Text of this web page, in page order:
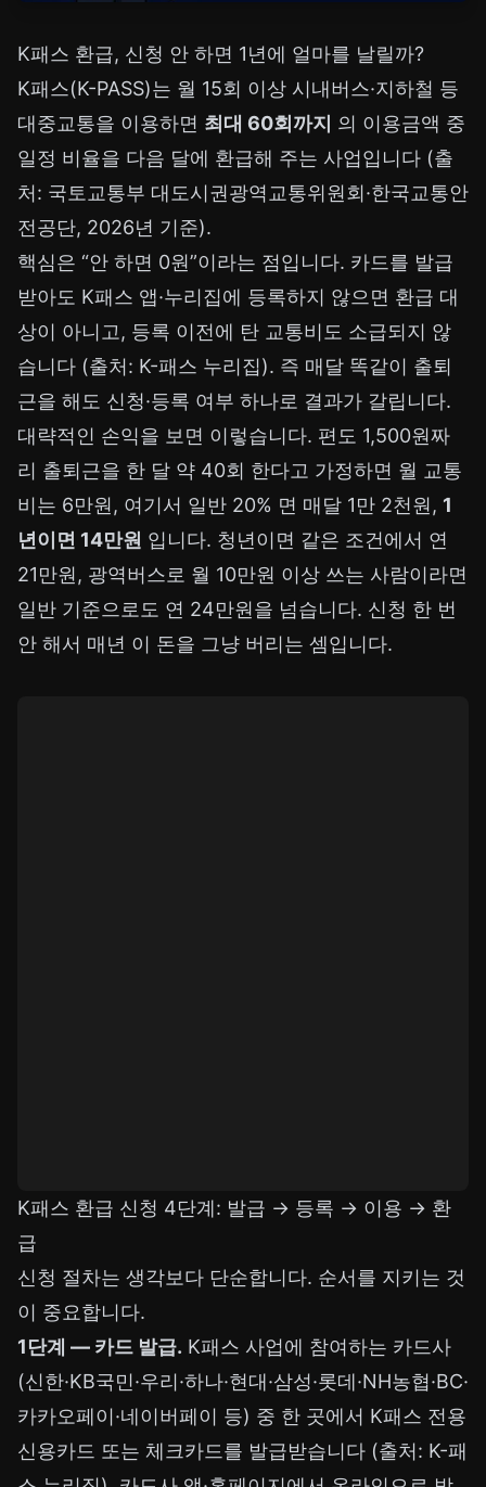
K패스 환급, 신청 안 하면 1년에 얼마를 날릴까?
K패스(K-PASS)는 월 15회 이상 시내버스·지하철 등
대중교통을 이용하면 최대 60회까지 의 이용금액 중
일정 비율을 다음 달에 환급해 주는 사업입니다 (출
처: 국토교통부 대도시권광역교통위원회·한국교통안
전공단, 2026년 기준).
핵심은 “안 하면 0원”이라는 점입니다. 카드를 발급
받아도 K패스 앱·누리집에 등록하지 않으면 환급 대
상이 아니고, 등록 이전에 탄 교통비도 소급되지 않
습니다 (출처: K-패스 누리집). 즉 매달 똑같이 출퇴
근을 해도 신청·등록 여부 하나로 결과가 갈립니다.
대략적인 손익을 보면 이렇습니다. 편도 1,500원짜
리 출퇴근을 한 달 약 40회 한다고 가정하면 월 교통
비는 6만원, 여기서 일반 20% 면 매달 1만 2천원, 1
년이면 14만원 입니다. 청년이면 같은 조건에서 연
21만원, 광역버스로 월 10만원 이상 쓰는 사람이라면
일반 기준으로도 연 24만원을 넘습니다. 신청 한 번
안 해서 매년 이 돈을 그냥 버리는 셈입니다.
K패스 환급 신청 4단계: 발급 → 등록 → 이용 → 환
급
신청 절차는 생각보다 단순합니다. 순서를 지키는 것
이 중요합니다.
1단계 — 카드 발급. K패스 사업에 참여하는 카드사
(신한·KB국민·우리·하나·현대·삼성·롯데·NH농협·BC·
카카오페이·네이버페이 등) 중 한 곳에서 K패스 전용
신용카드 또는 체크카드를 발급받습니다 (출처: K-패